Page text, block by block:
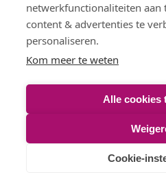
netwerkfunctionaliteiten aan
content & advertenties te
personaliseren.
Kom meer te weten
Alle cookies
Cookie-
© Omring 2026
Voet
Disclaimer